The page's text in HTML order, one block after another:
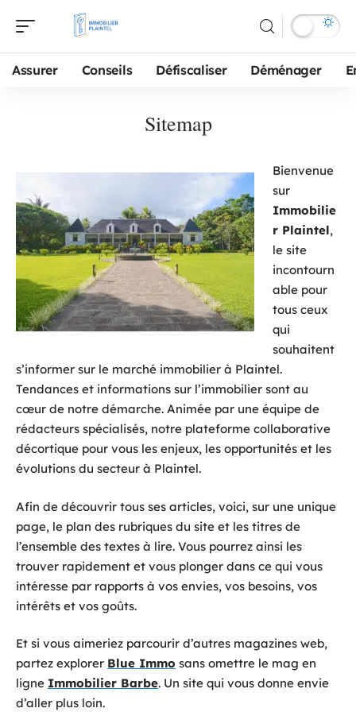
Assurer Conseils Défiscaliser Déménager
Sitemap
Bienvenue
sur
Immobilie
r Plaintel,
le site
incontourn
able pour
tous ceux
qui
souhaitent
s’informer sur le marché immobilier à Plaintel.
Tendances et informations sur l’immobilier sont au
cœur de notre démarche. Animée par une équipe de
rédacteurs spécialisés, notre plateforme collaborative
décortique pour vous les enjeux, les opportunités et les
évolutions du secteur à Plaintel.
Afin de découvrir tous ses articles, voici, sur une unique
page, le plan des rubriques du site et les titres de
l’ensemble des textes à lire. Vous pourrez ainsi les
trouver rapidement et vous plonger dans ce qui vous
intéresse par rapports à vos envies, vos besoins, vos
intérêts et vos goûts.
Et si vous aimeriez parcourir d’autres magazines web,
partez explorer Blue Immo sans omettre le mag en
ligne Immobilier Barbe. Un site qui vous donne envie
d’aller plus loin.